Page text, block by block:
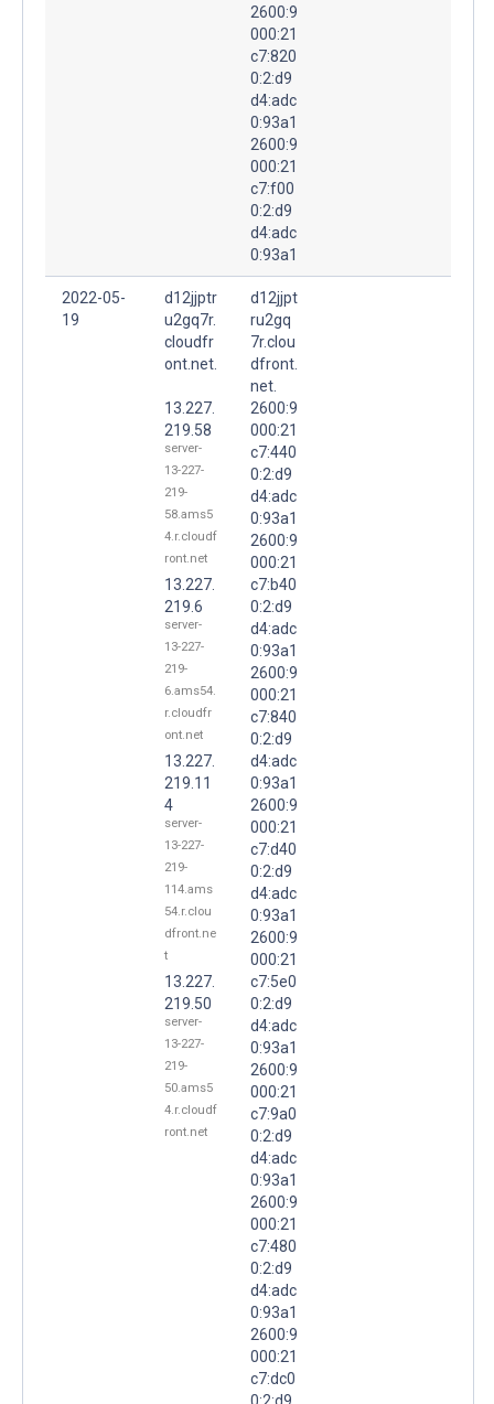
2600:9
000:21
c7:820
0:2:d9
d4:adc
0:93a1
2600:9
000:21
c7:f00
0:2:d9
d4:adc
0:93a1
2022-05-
19
d12jjptr
u2gq7r.
cloudfr
ont.net.
13.227.
219.58
server-
13-227-
219-
58.ams5
4.r.cloudf
ront.net
13.227.
219.6
server-
13-227-
219-
6.ams54.
r.cloudfr
ont.net
13.227.
219.11
4
server-
13-227-
219-
114.ams
54.r.clou
dfront.ne
t
13.227.
219.50
server-
13-227-
219-
50.ams5
4.r.cloudf
ront.net
d12jjpt
ru2gq
7r.clou
dfront.
net.
2600:9
000:21
c7:440
0:2:d9
d4:adc
0:93a1
2600:9
000:21
c7:b40
0:2:d9
d4:adc
0:93a1
2600:9
000:21
c7:840
0:2:d9
d4:adc
0:93a1
2600:9
000:21
c7:d40
0:2:d9
d4:adc
0:93a1
2600:9
000:21
c7:5e0
0:2:d9
d4:adc
0:93a1
2600:9
000:21
c7:9a0
0:2:d9
d4:adc
0:93a1
2600:9
000:21
c7:480
0:2:d9
d4:adc
0:93a1
2600:9
000:21
c7:dc0
0:2:d9